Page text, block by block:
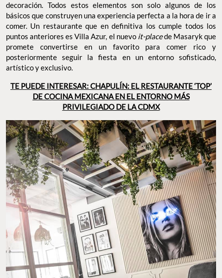
decoración. Todos estos elementos son solo algunos de los
básicos que construyen una experiencia perfecta a la hora de ir a
comer. Un restaurante que en definitiva los cumple todos los
puntos anteriores es Villa Azur, el nuevo it-placede Masaryk que
promete convertirse en un favorito para comer rico y
posteriormente seguir la fiesta en un entorno sofisticado,
artístico y exclusivo.
TE PUEDE INTERESAR: CHAPULÍN: EL RESTAURANTE ‘TOP’
DE COCINA MEXICANA EN EL ENTORNO MÁS
PRIVILEGIADO DE LA CDMX